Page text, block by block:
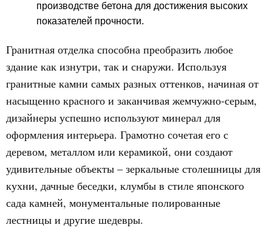
производстве бетона для достижения высоких
показателей прочности.
Гранитная отделка способна преобразить любое
здание как изнутри, так и снаружи. Используя
гранитные камни самых разных оттенков, начиная от
насыщенно красного и заканчивая жемчужно-серым,
дизайнеры успешно используют минерал для
оформления интерьера. Грамотно сочетая его с
деревом, металлом или керамикой, они создают
удивительные объекты – зеркальные столешницы для
кухни, дачные беседки, клумбы в стиле японского
сада камней, монументальные полированные
лестницы и другие шедевры.